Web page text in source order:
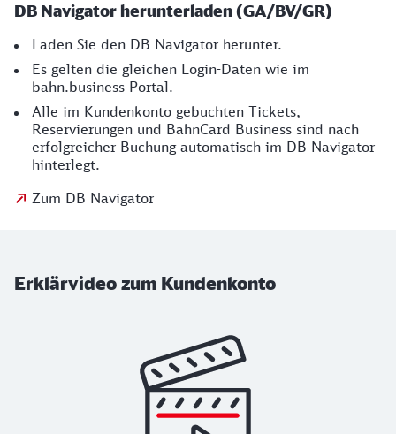
DB Navigator herunterladen (GA/BV/GR)
Laden Sie den DB Navigator herunter.
Es gelten die gleichen Login-Daten wie im
bahn.business Portal.
Alle im Kundenkonto gebuchten Tickets,
Reservierungen und BahnCard Business sind nach
erfolgreicher Buchung automatisch im DB Navigator
hinterlegt.
Zum DB Navigator
Erklärvideo zum Kundenkonto